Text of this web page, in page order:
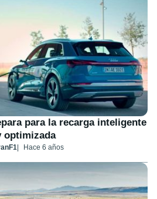
para la recarga inteligente
optimizada
Hace 6 años